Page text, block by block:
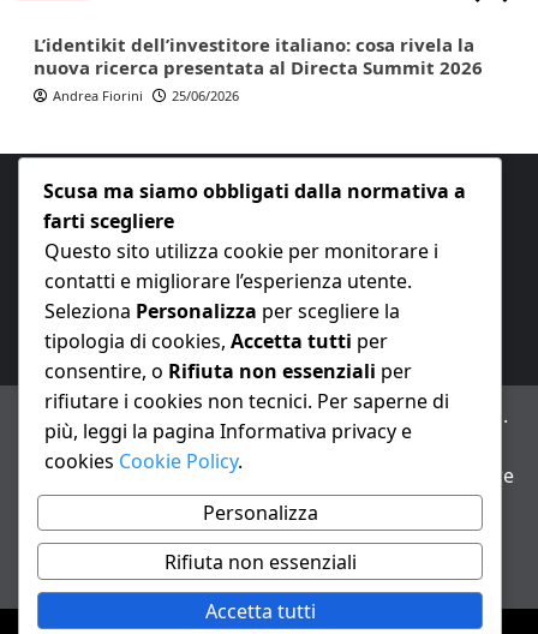
L’identikit dell’investitore italiano: cosa rivela la
nuova ricerca presentata al Directa Summit 2026
Andrea Fiorini 25/06/2026
E-mail:redazione@nuovaeconomia.it
ANNO XXIII – Testata giornalistica reg. Trib. Milano n.
487 del 20/9/2002 – Dir. resp. Andrea Fiorini
Avviso IA: alcuni articoli di questo sito possono essere
realizzati con il supporto di sistemi di intelligenza
artificiale con supervisione e verifica di un redattore
Informativa privacy e cookie
Scusa ma siamo obbligati dalla normativa a
farti scegliere
Questo sito utilizza cookie per monitorare i
contatti e migliorare l’esperienza utente.
Seleziona Personalizza per scegliere la
tipologia di cookies, Accetta tutti per
consentire, o Rifiuta non essenziali per
rifiutare i cookies non tecnici. Per saperne di
più, leggi la pagina Informativa privacy e
cookies Cookie Policy.
Personalizza
Rifiuta non essenziali
Accetta tutti